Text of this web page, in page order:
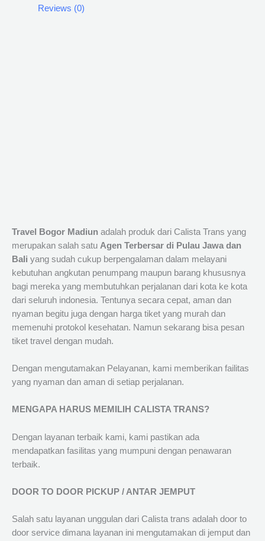
Reviews (0)
Travel Bogor Madiun adalah produk dari Calista Trans yang
merupakan salah satu Agen Terbersar di Pulau Jawa dan
Bali yang sudah cukup berpengalaman dalam melayani
kebutuhan angkutan penumpang maupun barang khususnya
bagi mereka yang membutuhkan perjalanan dari kota ke kota
dari seluruh indonesia. Tentunya secara cepat, aman dan
nyaman begitu juga dengan harga tiket yang murah dan
memenuhi protokol kesehatan. Namun sekarang bisa pesan
tiket travel dengan mudah.
Dengan mengutamakan Pelayanan, kami memberikan failitas
yang nyaman dan aman di setiap perjalanan.
MENGAPA HARUS MEMILIH CALISTA TRANS?
Dengan layanan terbaik kami, kami pastikan ada
mendapatkan fasilitas yang mumpuni dengan penawaran
terbaik.
DOOR TO DOOR PICKUP / ANTAR JEMPUT
Salah satu layanan unggulan dari Calista trans adalah door to
door service dimana layanan ini mengutamakan di jemput dan